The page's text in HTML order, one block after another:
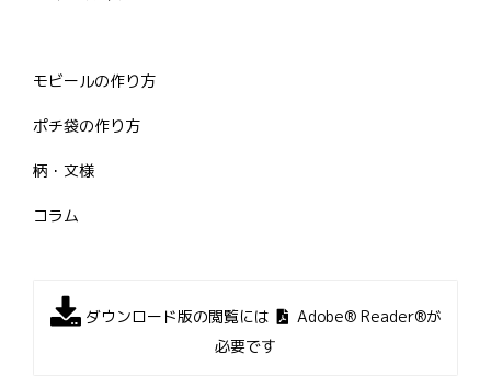
モビールの作り方
ポチ袋の作り方
柄・文様
コラム
ダウンロード版の閲覧には
Adobe® Reader®が
必要です